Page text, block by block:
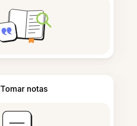
Tomar notas